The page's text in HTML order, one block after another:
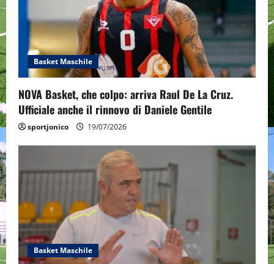
o
n
Basket Maschile
NOVA Basket, che colpo: arriva Raul De La Cruz.
Ufficiale anche il rinnovo di Daniele Gentile
sportjonico 19/07/2026
Basket Maschile